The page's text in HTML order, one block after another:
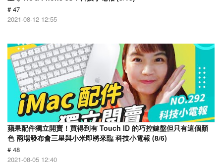
# 47
2021-08-12 12:55
蘋果配件獨立開賣！買得到有 Touch ID 的巧控鍵盤但只有這個顏
色 兩場發布會三星與小米即將來臨 科技小電報 (8/6)
# 48
2021-08-05 12:40